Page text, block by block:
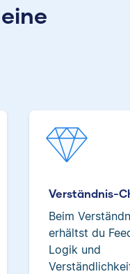
Verständnis-
Beim
erhältst du
Logik und
Verena hat BWL
Neben ihrer Arbeit als
Scribbr-Korrektorin
arbeitet Verena in der
Interior-Design-
Jonathan